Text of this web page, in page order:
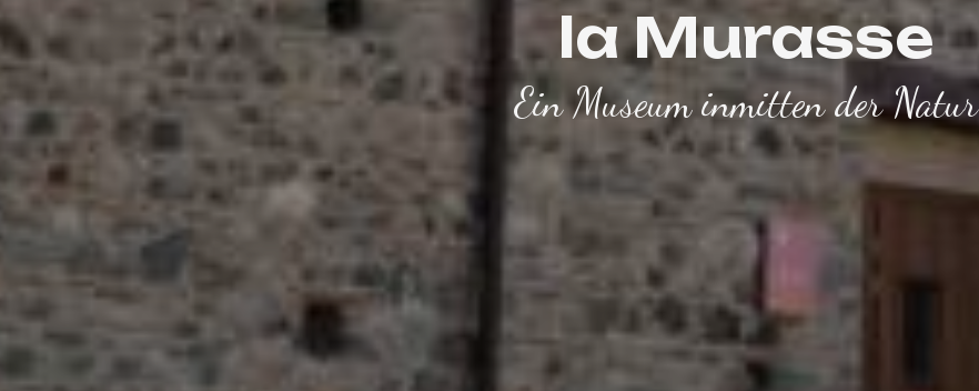
la Murasse
Ein Museum inmitten der Natur